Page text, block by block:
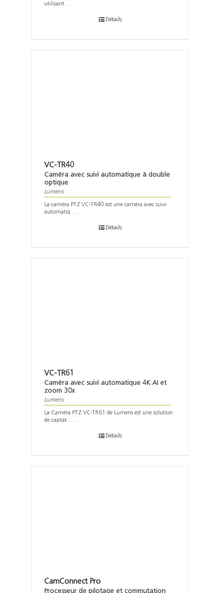
utilisant . . .
Détails
VC-TR40
Caméra avec suivi automatique à double
optique
Lumens
La caméra PTZ VC-TR40 est une caméra avec suivi
automatiq . . .
Détails
VC-TR61
Caméra avec suivi automatique 4K AI et
zoom 30x
Lumens
La Caméra PTZ VC-TR61 de Lumens est une solution
de captat . . .
Détails
CamConnect Pro
Processeur de pilotage et commutation